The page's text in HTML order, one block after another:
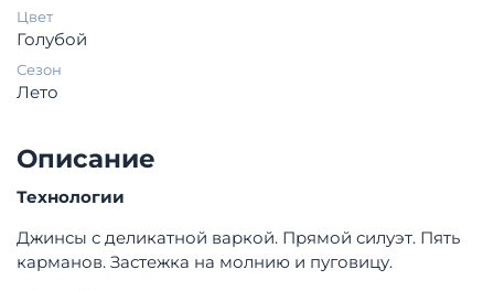
Цвет
Голубой
Сезон
Лето
Описание
Технологии
Джинсы с деликатной варкой. Прямой силуэт. Пять
карманов. Застежка на молнию и пуговицу.